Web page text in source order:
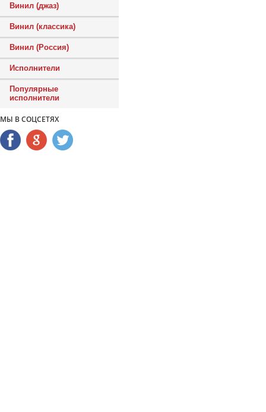
Винил (джаз)
Винил (классика)
Винил (Россия)
Исполнители
Популярные
исполнители
МЫ В СОЦСЕТЯХ